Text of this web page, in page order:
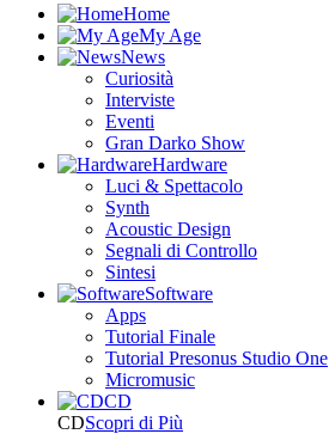
Home
My Age
News
Curiosità
Interviste
Eventi
Gran Darko Show
Hardware
Luci & Spettacolo
Synth
Acoustic Design
Segnali di Controllo
Sintesi
Software
Apps
Tutorial Finale
Tutorial Presonus Studio One
Micromusic
CD
CDScopri di Più